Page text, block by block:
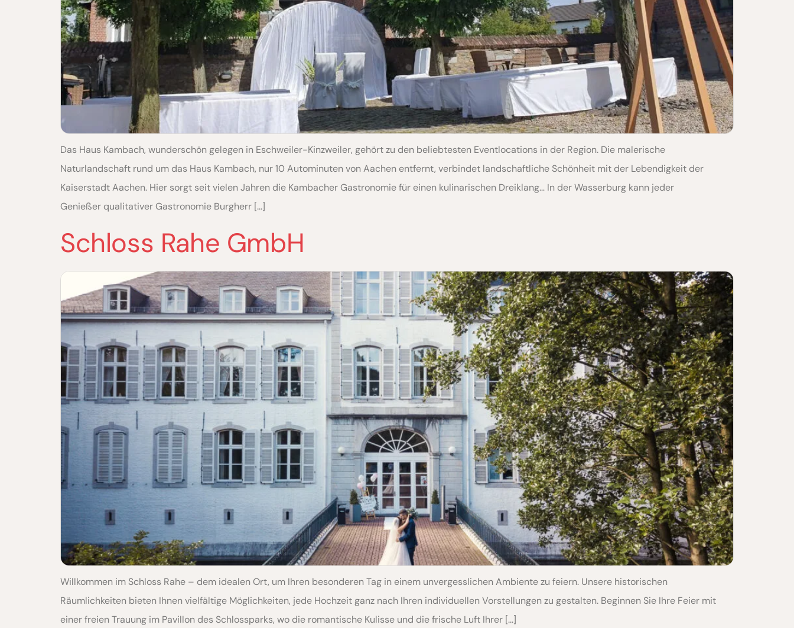
Das Haus Kambach, wunderschön gelegen in Eschweiler-Kinzweiler, gehört zu den beliebtesten Eventlocations in der Region. Die malerische
Naturlandschaft rund um das Haus Kambach, nur 10 Autominuten von Aachen entfernt, verbindet landschaftliche Schönheit mit der Lebendigkeit der
Kaiserstadt Aachen. Hier sorgt seit vielen Jahren die Kambacher Gastronomie für einen kulinarischen Dreiklang… In der Wasserburg kann jeder
Genießer qualitativer Gastronomie Burgherr […]
Schloss Rahe GmbH
Willkommen im Schloss Rahe – dem idealen Ort, um Ihren besonderen Tag in einem unvergesslichen Ambiente zu feiern. Unsere historischen
Räumlichkeiten bieten Ihnen vielfältige Möglichkeiten, jede Hochzeit ganz nach Ihren individuellen Vorstellungen zu gestalten. Beginnen Sie Ihre Feier mit
einer freien Trauung im Pavillon des Schlossparks, wo die romantische Kulisse und die frische Luft Ihrer […]